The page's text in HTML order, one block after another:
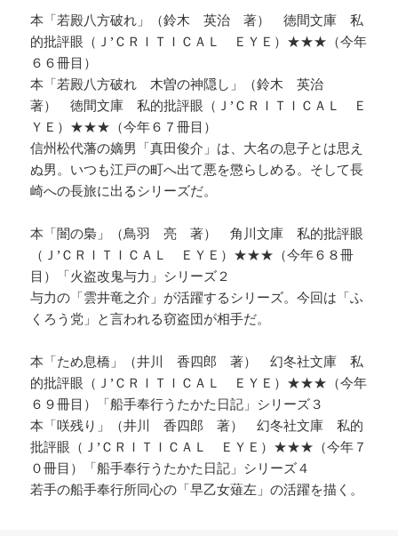
本「若殿八方破れ」（鈴木 英治 著） 徳間文庫 私
的批評眼（Ｊ’ＣＲＩＴＩＣＡＬ ＥＹＥ）★★★（今年
６６冊目）
本「若殿八方破れ 木曽の神隠し」（鈴木 英治
著） 徳間文庫 私的批評眼（Ｊ’ＣＲＩＴＩＣＡＬ Ｅ
ＹＥ）★★★（今年６７冊目）
信州松代藩の嫡男「真田俊介」は、大名の息子とは思え
ぬ男。いつも江戸の町へ出て悪を懲らしめる。そして長
崎への長旅に出るシリーズだ。
本「闇の梟」（鳥羽 亮 著） 角川文庫 私的批評眼
（Ｊ’ＣＲＩＴＩＣＡＬ ＥＹＥ）★★★（今年６８冊
目）「火盗改鬼与力」シリーズ２
与力の「雲井竜之介」が活躍するシリーズ。今回は「ふ
くろう党」と言われる窃盗団が相手だ。
本「ため息橋」（井川 香四郎 著） 幻冬社文庫 私
的批評眼（Ｊ’ＣＲＩＴＩＣＡＬ ＥＹＥ）★★★（今年
６９冊目）「船手奉行うたかた日記」シリーズ３
本「咲残り」（井川 香四郎 著） 幻冬社文庫 私的
批評眼（Ｊ’ＣＲＩＴＩＣＡＬ ＥＹＥ）★★★（今年７
０冊目）「船手奉行うたかた日記」シリーズ４
若手の船手奉行所同心の「早乙女薙左」の活躍を描く。